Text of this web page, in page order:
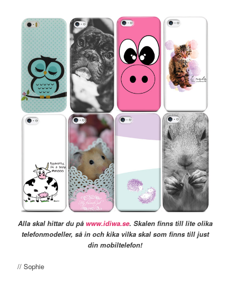
Alla skal hittar du på www.idiwa.se. Skalen finns till lite olika
telefonmodeller, så in och kika vilka skal som finns till just
din mobiltelefon!
// Sophie